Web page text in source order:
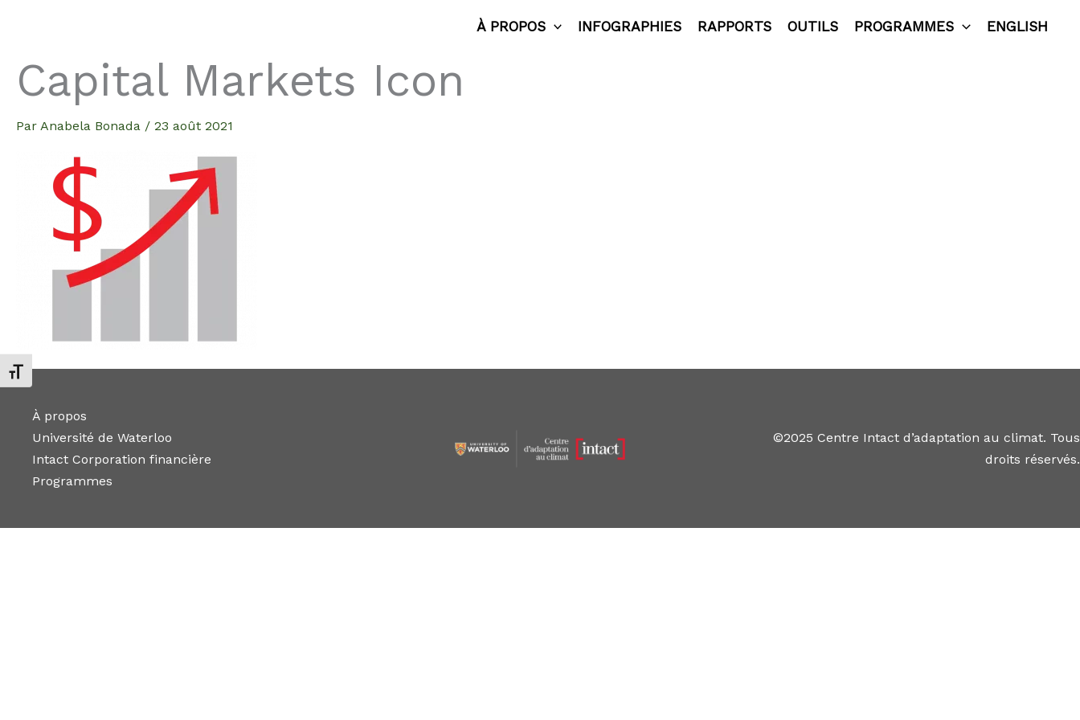
Changer la taille de la police
contenu
À PROPOS INFOGRAPHIES RAPPORTS OUTILS PROGRAMMES ENGLISH
Capital Markets Icon
Par Anabela Bonada / 23 août 2021
À propos
Université de Waterloo
Intact Corporation financière
Programmes
©2025 Centre Intact d’adaptation au climat. Tous
droits réservés.